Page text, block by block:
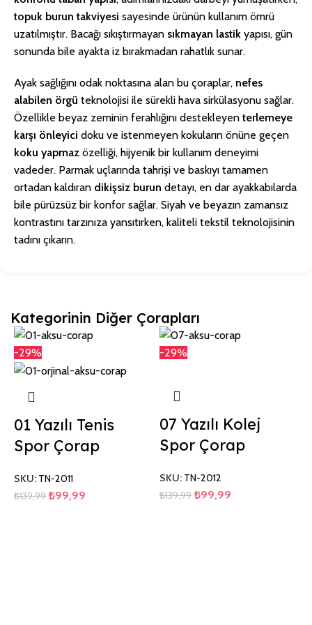
topuk burun takviyesi sayesinde ürünün kullanım ömrü
uzatılmıştır. Bacağı sıkıştırmayan sıkmayan lastik yapısı, gün
sonunda bile ayakta iz bırakmadan rahatlık sunar.
Ayak sağlığını odak noktasına alan bu çoraplar, nefes
alabilen örgü teknolojisi ile sürekli hava sirkülasyonu sağlar.
Özellikle beyaz zeminin ferahlığını destekleyenterlemeye
karşı önleyici doku ve istenmeyen kokuların önüne geçen
koku yapmaz özelliği, hijyenik bir kullanım deneyimi
vadeder. Parmak uçlarında tahrişi ve baskıyı tamamen
ortadan kaldıran dikişsiz burun detayı, en dar ayakkabılarda
bile pürüzsüz bir konfor sağlar. Siyah ve beyazın zamansız
kontrastını tarzınıza yansıtırken, kaliteli tekstil teknolojisinin
tadını çıkarın.
Kategorinin Diğer Çorapları
-29%
01 Yazılı Tenis
Spor Çorap
SKU: TN-2011
₺139,99 ₺99,99
-29%
07 Yazılı Kolej
Spor Çorap
SKU: TN-2012
₺139,99 ₺99,99